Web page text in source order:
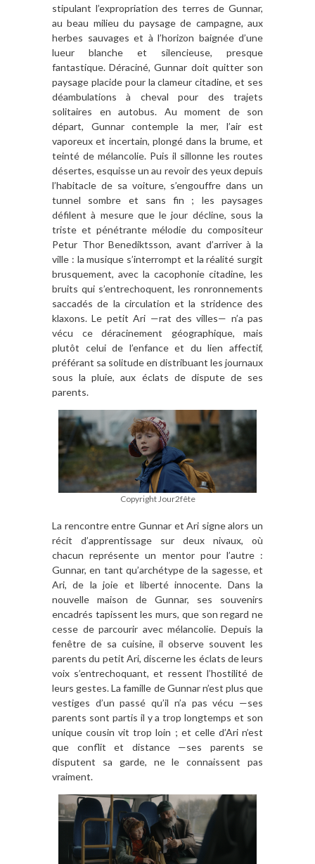
stipulant l’expropriation des terres de Gunnar,
au beau milieu du paysage de campagne, aux
herbes sauvages et à l’horizon baignée d’une
lueur blanche et silencieuse, presque
fantastique. Déraciné, Gunnar doit quitter son
paysage placide pour la clameur citadine, et ses
déambulations à cheval pour des trajets
solitaires en autobus. Au moment de son
départ, Gunnar contemple la mer, l’air est
vaporeux et incertain, plongé dans la brume, et
teinté de mélancolie. Puis il sillonne les routes
désertes, esquisse un au revoir des yeux depuis
l’habitacle de sa voiture, s’engouffre dans un
tunnel sombre et sans fin ; les paysages
défilent à mesure que le jour décline, sous la
triste et pénétrante mélodie du compositeur
Petur Thor Benediktsson, avant d’arriver à la
ville : la musique s’interrompt et la réalité surgit
brusquement, avec la cacophonie citadine, les
bruits qui s’entrechoquent, les ronronnements
saccadés de la circulation et la stridence des
klaxons. Le petit Ari —rat des villes— n’a pas
vécu ce déracinement géographique, mais
plutôt celui de l’enfance et du lien affectif,
préférant sa solitude en distribuant les journaux
sous la pluie, aux éclats de dispute de ses
parents.
Copyright Jour2fête
La rencontre entre Gunnar et Ari signe alors un
récit d’apprentissage sur deux nivaux, où
chacun représente un mentor pour l’autre :
Gunnar, en tant qu’archétype de la sagesse, et
Ari, de la joie et liberté innocente. Dans la
nouvelle maison de Gunnar, ses souvenirs
encadrés tapissent les murs, que son regard ne
cesse de parcourir avec mélancolie. Depuis la
fenêtre de sa cuisine, il observe souvent les
parents du petit Ari, discerne les éclats de leurs
voix s’entrechoquant, et ressent l’hostilité de
leurs gestes. La famille de Gunnar n’est plus que
vestiges d’un passé qu’il n’a pas vécu —ses
parents sont partis il y a trop longtemps et son
unique cousin vit trop loin ; et celle d’Ari n’est
que conflit et distance —ses parents se
disputent sa garde, ne le connaissent pas
vraiment.